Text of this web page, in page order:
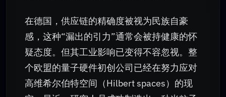
在德国，供应链的精确度被视为民族自豪
感，这种“漏出的引力”通常会被持健康的怀
疑态度。但其工业影响已变得不容忽视。整
个欧盟的量子硬件初创公司已经在努力应对
高维希尔伯特空间（Hilbert spaces）的现